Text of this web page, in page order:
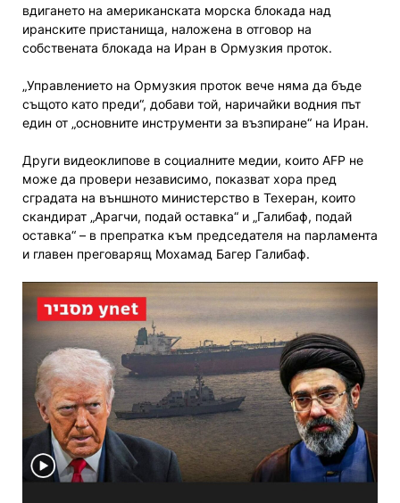
вдигането на американската морска блокада над
иранските пристанища, наложена в отговор на
собствената блокада на Иран в Ормузкия проток.
„Управлението на Ормузкия проток вече няма да бъде
същото като преди“, добави той, наричайки водния път
един от „основните инструменти за възпиране“ на Иран.
Други видеоклипове в социалните медии, които AFP не
може да провери независимо, показват хора пред
сградата на външното министерство в Техеран, които
скандират „Арагчи, подай оставка“ и „Галибаф, подай
оставка“ – в препратка към председателя на парламента
и главен преговарящ Мохамад Багер Галибаф.